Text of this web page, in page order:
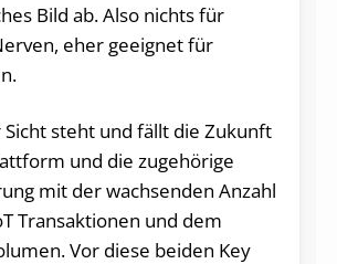
Bild ab. Also nichts für
eher geeignet für
steht und fällt die Zukunft
und die zugehörige
mit der wachsenden Anzahl
Transaktionen und dem
Vor diese beiden Key